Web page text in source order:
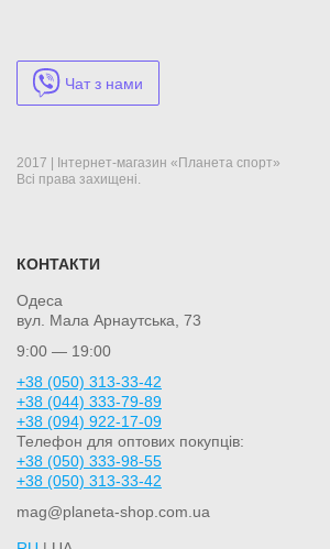
Чат з нами
2017 | Інтернет-магазин «Планета спорт»
Всі права захищені.
КОНТАКТИ
Одеса
вул. Мала Арнаутська, 73
9:00 — 19:00
+38 (050) 313-33-42
+38 (044) 333-79-89
+38 (094) 922-17-09
Телефон для оптових покупців:
+38 (050) 333-98-55
+38 (050) 313-33-42
mag@planeta-shop.com.ua